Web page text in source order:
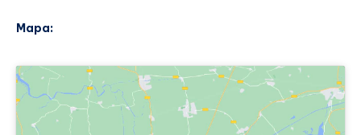
Mapa: